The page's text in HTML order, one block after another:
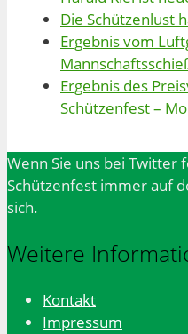
Die Schützenlust
Ergebnis vom
Ergebnis des
Schützenfest –
Wenn Sie uns bei Twitter
Schützenfest immer auf
sich.
Weitere
Kontakt
Impressum